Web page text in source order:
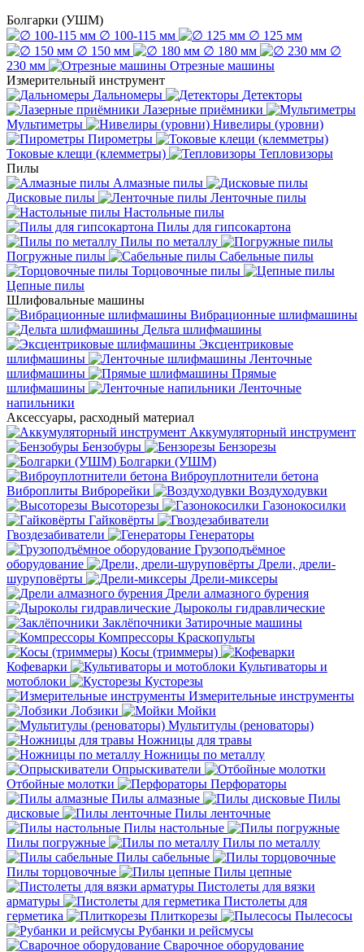
Болгарки (УШМ)
∅ 100-115 мм
∅ 125 мм
∅ 150 мм
∅ 180 мм
∅
230 мм
Отрезные машины
Измерительный инструмент
Дальномеры
Детекторы
Лазерные приёмники
Мультиметры
Нивелиры (уровни)
Пирометры
Токовые клещи (клемметры)
Тепловизоры
Пилы
Алмазные пилы
Дисковые пилы
Ленточные пилы
Настольные пилы
Пилы для гипсокартона
Пилы по металлу
Погружные пилы
Сабельные пилы
Торцовочные пилы
Цепные пилы
Шлифовальные машины
Вибрационные шлифмашины
Дельта шлифмашины
Эксцентриковые
шлифмашины
Ленточные
шлифмашины
Прямые
шлифмашины
Ленточные
напильники
Аксессуары, расходный материал
Аккумуляторный инструмент
Бензобуры
Бензорезы
Болгарки (УШМ)
Виброуплотнители бетона
Виброплиты Виброрейки
Воздуходувки
Высоторезы
Газонокосилки
Гайковёрты
Гвоздезабиватели
Генераторы
Грузоподъёмное
оборудование
Дрели, дрели-
шуруповёрты
Дрели-миксеры
Дрели алмазного бурения
Дыроколы гидравлические
Заклёпочники Затирочные машины
Компрессоры Краскопульты
Косы (триммеры)
Кофеварки
Культиваторы и
мотоблоки
Кусторезы
Измерительные инструменты
Лобзики
Мойки
Мультитулы (реноваторы)
Ножницы для травы
Ножницы по металлу
Опрыскиватели
Отбойные молотки
Перфораторы
Пилы алмазные
Пилы
дисковые
Пилы ленточные
Пилы настольные
Пилы погружные
Пилы по металлу
Пилы сабельные
Пилы торцовочные
Пилы цепные
Пистолеты для вязки
арматуры
Пистолеты для
герметика
Плиткорезы
Пылесосы
Рубанки и рейсмусы
Сварочное оборудование